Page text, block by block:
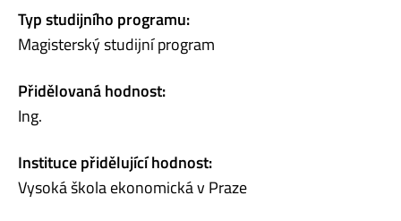
Typ studijního programu:
Magisterský studijní program
Přidělovaná hodnost:
Ing.
Instituce přidělující hodnost:
Vysoká škola ekonomická v Praze